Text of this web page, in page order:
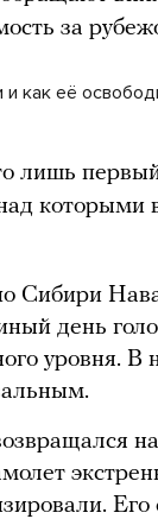
за
и как её
лишь
которыми
Сибири
день
уровня. В